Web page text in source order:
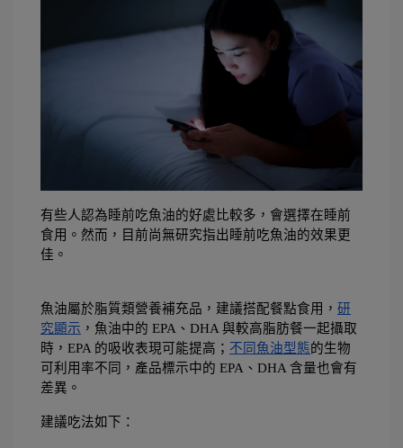
有些人認為睡前吃魚油的好處比較多，會選擇在睡前
食用。然而，目前尚無研究指出睡前吃魚油的效果更
佳。
魚油屬於脂質類營養補充品，建議搭配餐點食用， 研
究顯示 ，魚油中的 EPA、DHA 與較高脂肪餐一起攝取
時，EPA 的吸收表現可能提高； 不同魚油型態的生物
可利用率不同，產品標示中的 EPA、DHA 含量也會有
差異。
建議吃法如下：